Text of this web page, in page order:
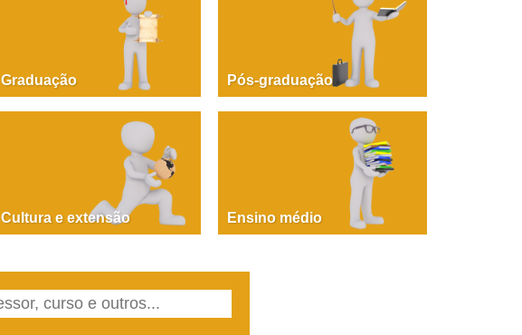
PAOLA GIUSTINA BACCIN
Dire, fare, partire! Aula 1 – parte 1
Graduação Pós-graduação
Cultura e extensão Ensino médio